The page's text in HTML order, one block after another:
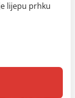
lijepu prhku